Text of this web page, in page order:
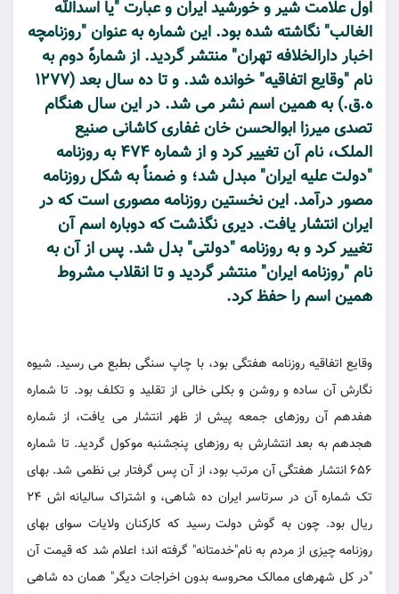
اول علامت شیر و خورشید ایران و عبارت "یا اسدالله
الغالب" نگاشته شده بود. این شماره به عنوان "روزنامچه
اخبار دارالخلافه تهران" منتشر گردید. از شمارهً دوم به
نام "وقایع اتفاقیه" خوانده شد. و تا ده سال بعد (1277
ه.ق.) به همین اسم نشر می شد. در این سال هنگام
تصدی میرزا ابوالحسن خان غفاری کاشانی صنیع
الملک، نام آن تغییر کرد و از شماره 474 به روزنامه
"دولت علیه ایران" مبدل شد؛ و ضمناً به شکل روزنامه
مصور درآمد. این نخستین روزنامه مصوری است که در
ایران انتشار یافت. دیری نگذشت که دوباره اسم آن
تغییر کرد و به روزنامه "دولتی" بدل شد. پس از آن به
نام "روزنامه ایران" منتشر گردید و تا انقلاب مشروط
همین اسم را حفظ کرد.
وقایع اتفاقیه روزنامه هفتگی بود، با چاپ سنگی بطبع می رسید. شیوه
نگارش آن ساده و روشن و بکلی خالی از تقلید و تکلف بود. تا شماره
هفدهم آن روزهای جمعه پیش از ظهر انتشار می یافت، از شماره
هجدهم به بعد انتشارش به روزهای پنجشنبه موکول گردید. تا شماره
656 انتشار هفتگی آن مرتب بود، از آن پس گرفتار بی نظمی شد. بهای
تک شماره آن در سرتاسر ایران ده شاهی، و اشتراک سالیانه اش 24
ریال بود. چون به گوش دولت رسید که کارکنان ولایات سوای بهای
روزنامه چیزی از مردم به نام"خدمتانه" گرفته اند؛ اعلام شد که قیمت آن
"در کل شهرهای ممالک محروسه بدون اخراجات دیگر" همان ده شاهی